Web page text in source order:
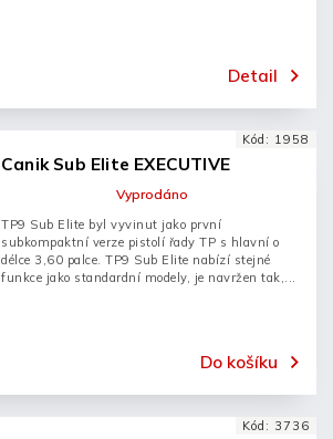
Detail
Canik Sub Elite EXECUTIVE
Vyprodáno
Do košíku
TP9 Sub Elite byl vyvinut jako první
subkompaktní verze pistolí řady TP s hlavní o
délce 3,60 palce. TP9 Sub Elite nabízí stejné
funkce jako standardní modely, je navržen tak,...
Kód: 1958
Kód: 3736